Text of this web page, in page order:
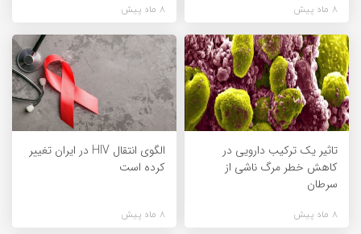
8 ماه پیش 8 ماه پیش
تاثیر یک ترکیب دارویی در
کاهش خطر مرگ ناشی از
سرطان
8 ماه پیش
الگوی انتقال HIV در ایران تغییر
کرده است
8 ماه پیش